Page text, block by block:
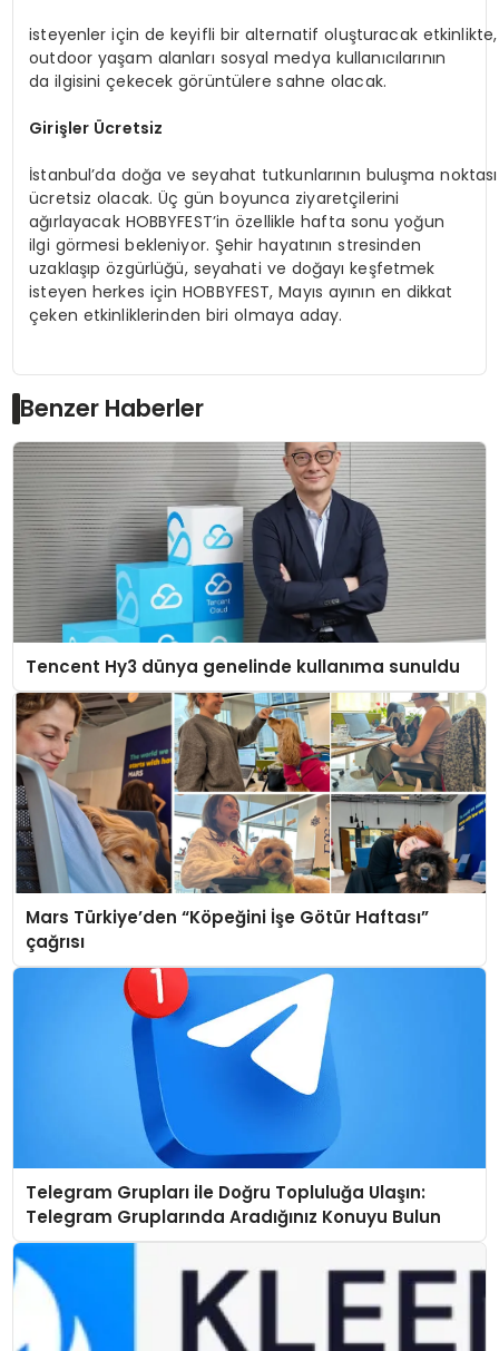
isteyenler için de keyifli bir alternatif oluşturacak
outdoor yaşam alanları sosyal medya kullanıcılarının
da ilgisini çekecek görüntülere sahne olacak.
Girişler Ücretsiz
İstanbul’da doğa ve seyahat tutkunlarının buluşma
ücretsiz olacak. Üç gün boyunca ziyaretçilerini
ağırlayacak HOBBYFEST’in özellikle hafta sonu yoğun
ilgi görmesi bekleniyor. Şehir hayatının stresinden
uzaklaşıp özgürlüğü, seyahati ve doğayı keşfetmek
isteyen herkes için HOBBYFEST, Mayıs ayının en dikkat
çeken etkinliklerinden biri olmaya aday.
Benzer Haberler
Tencent Hy3 dünya genelinde kullanıma sunuldu
Mars Türkiye’den “Köpeğini İşe Götür Haftası”
çağrısı
Telegram Grupları ile Doğru Topluluğa Ulaşın:
Telegram Gruplarında Aradığınız Konuyu Bulun